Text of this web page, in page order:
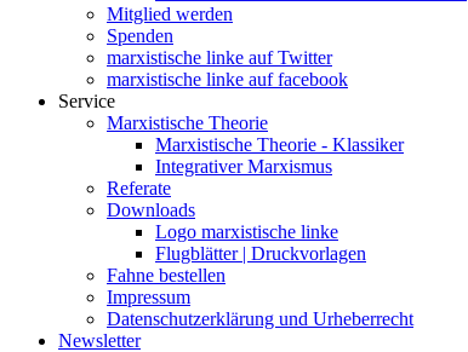
Mitglied werden
Spenden
marxistische linke auf Twitter
marxistische linke auf facebook
Service
Marxistische Theorie
Marxistische Theorie - Klassiker
Integrativer Marxismus
Referate
Downloads
Logo marxistische linke
Flugblätter | Druckvorlagen
Fahne bestellen
Impressum
Datenschutzerklärung und Urheberrecht
Newsletter